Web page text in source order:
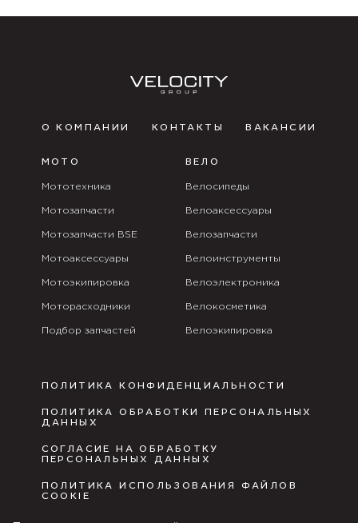
О КОМПАНИИ КОНТАКТЫ ВАКАНСИИ
МОТО
Мототехника
Мотозапчасти
Мотозапчасти BSE
Мотоаксессуары
Мотоэкипировка
Моторасходники
Подбор запчастей
ВЕЛО
Велосипеды
Велоаксессуары
Велозапчасти
Велоинструменты
Велоэлектроника
Велокосметика
Велоэкипировка
ПОЛИТИКА КОНФИДЕНЦИАЛЬНОСТИ
ПОЛИТИКА ОБРАБОТКИ ПЕРСОНАЛЬНЫХ
ДАННЫХ
СОГЛАСИЕ НА ОБРАБОТКУ
ПЕРСОНАЛЬНЫХ ДАННЫХ
ПОЛИТИКА ИСПОЛЬЗОВАНИЯ ФАЙЛОВ
COOKIE